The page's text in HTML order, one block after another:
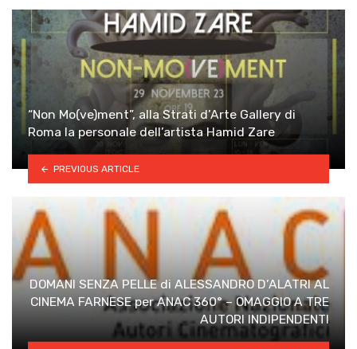
“Non Mo(ve)ment”, alla Strati d’Arte Gallery di
Roma la personale dell’artista Hamid Zare
PREVIOUS ARTICLE
DOMANI SENZA PELLE di ALESSANDRO D’ALATRI AL
CINEMA FARNESE per ANAC 360° – OMAGGIO A TRE
AUTORI INDIPENDENTI